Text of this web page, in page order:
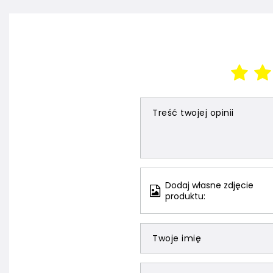
Treść twojej opinii
Dodaj własne zdjęcie
produktu:
Twoje imię